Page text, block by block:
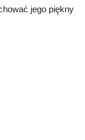
jego piękny